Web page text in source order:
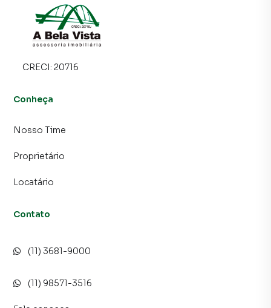
CRECI: 20716
Conheça
Nosso Time
Proprietário
Locatário
Contato
(11) 3681-9000
(11) 98571-3516